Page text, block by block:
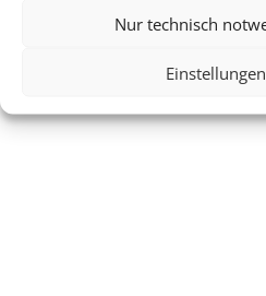
Nur technisch
© 2026 •